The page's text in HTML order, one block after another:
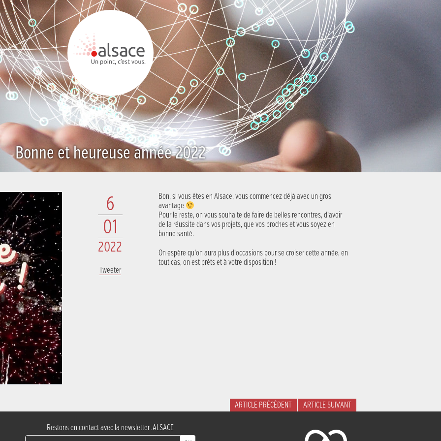
Bonne et heureuse année 2022
6
01
2022
Tweeter
Bon, si vous êtes en Alsace, vous commencez déjà avec un gros
avantage
Pour le reste, on vous souhaite de faire de belles rencontres, d’avoir
de la réussite dans vos projets, que vos proches et vous soyez en
bonne santé.
On espère qu’on aura plus d’occasions pour se croiser cette année, en
tout cas, on est prêts et à votre disposition !
ARTICLE PRÉCÉDENT ARTICLE SUIVANT
Restons en contact avec la newsletter .ALSACE